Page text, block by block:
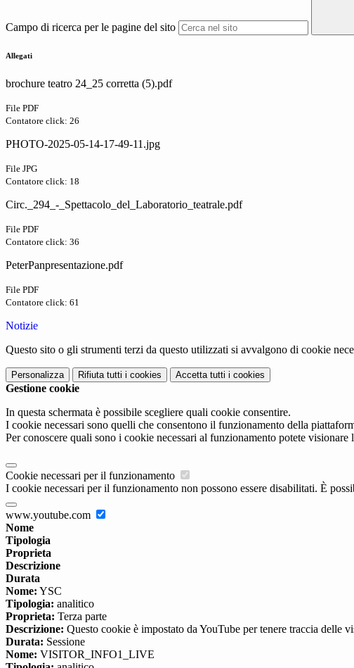
Campo di ricerca per le pagine del sito
Allegati
brochure teatro 24_25 corretta (5).pdf
File PDF
Contatore click: 26
PHOTO-2025-05-14-17-49-11.jpg
File JPG
Contatore click: 18
Circ._294_-_Spettacolo_del_Laboratorio_teatrale.pdf
File PDF
Contatore click: 36
PeterPanpresentazione.pdf
File PDF
Contatore click: 61
Notizie
Questo sito o gli strumenti terzi da questo utilizzati si avvalgono di cookie
Personalizza Rifiuta tutti i cookies Accetta tutti i cookies
Gestione cookie
In questa schermata è possibile scegliere quali cookie consentire.
I cookie necessari sono quelli che consentono il funzionamento della
Per conoscere quali sono i cookie necessari al funzionamento potete visionare
Cookie necessari per il funzionamento
I cookie necessari per il funzionamento non possono essere disabilitati. È
www.youtube.com
Nome
Tipologia
Proprieta
Descrizione
Durata
Nome: YSC
Tipologia: analitico
Proprieta: Terza parte
Descrizione: Questo cookie è impostato da YouTube per tenere traccia delle
Durata: Sessione
Nome: VISITOR_INFO1_LIVE